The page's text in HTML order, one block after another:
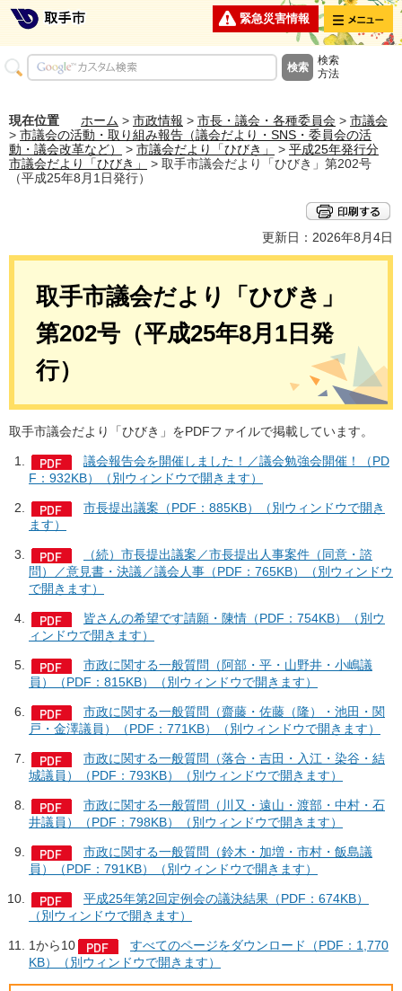
緊急災害情報 メニュー
検索
方法
現在位置 ホーム > 市政情報 > 市長・議会・各種委員会 > 市議会
> 市議会の活動・取り組み報告（議会だより・SNS・委員会の活
動・議会改革など）
> 市議会だより「ひびき」 > 平成25年発行分
市議会だより「ひびき」
> 取手市議会だより「ひびき」第202号
（平成25年8月1日発行）
更新日：2026年8月4日
取手市議会だより「ひびき」
第202号（平成25年8月1日発
行）
取手市議会だより「ひびき」をPDFファイルで掲載しています。
議会報告会を開催しました！／議会勉強会開催！（PD
F：932KB）（別ウィンドウで開きます）
市長提出議案（PDF：885KB）（別ウィンドウで開き
ます）
（続）市長提出議案／市長提出人事案件（同意・諮
問）／意見書・決議／議会人事（PDF：765KB）（別ウィンドウ
で開きます）
皆さんの希望です請願・陳情（PDF：754KB）（別ウ
ィンドウで開きます）
市政に関する一般質問（阿部・平・山野井・小嶋議
員）（PDF：815KB）（別ウィンドウで開きます）
市政に関する一般質問（齋藤・佐藤（隆）・池田・関
戸・金澤議員）（PDF：771KB）（別ウィンドウで開きます）
市政に関する一般質問（落合・吉田・入江・染谷・結
城議員）（PDF：793KB）（別ウィンドウで開きます）
市政に関する一般質問（川又・遠山・渡部・中村・石
井議員）（PDF：798KB）（別ウィンドウで開きます）
市政に関する一般質問（鈴木・加増・市村・飯島議
員）（PDF：791KB）（別ウィンドウで開きます）
平成25年第2回定例会の議決結果（PDF：674KB）
（別ウィンドウで開きます）
1から10
すべてのページをダウンロード（PDF：1,770
KB）（別ウィンドウで開きます）